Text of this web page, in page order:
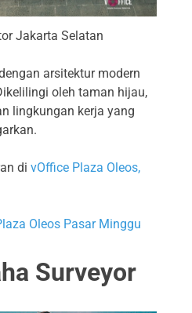
Jakarta Selatan
arsitektur modern
oleh taman hijau,
lingkungan kerja yang
di vOffice Plaza Oleos,
Oleos Pasar Minggu
Surveyor